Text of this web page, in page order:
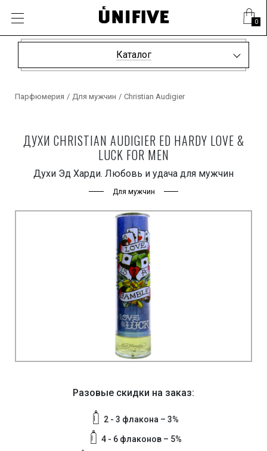
0
Каталог
Парфюмерия / Для мужчин / Christian Audigier
ДУХИ CHRISTIAN AUDIGIER ED HARDY LOVE &
LUCK FOR MEN
Духи Эд Харди. Любовь и удача для мужчин
Для мужчин
Разовые скидки на заказ:
2 - 3 флакона – 3%
4 - 6 флаконов – 5%